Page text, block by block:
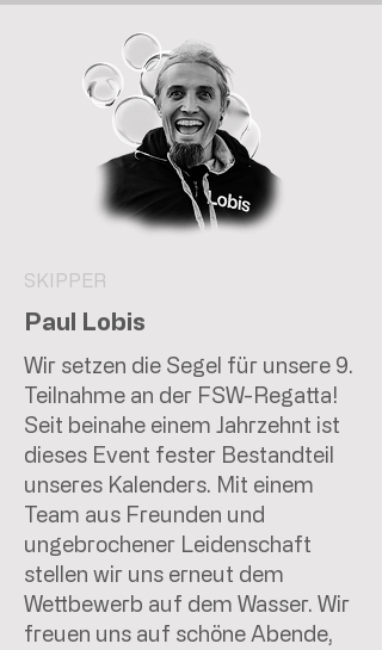
SKIPPER
Paul Lobis
Wir setzen die Segel für unsere 9.
Teilnahme an der FSW-Regatta!
Seit beinahe einem Jahrzehnt ist
dieses Event fester Bestandteil
unseres Kalenders. Mit einem
Team aus Freunden und
ungebrochener Leidenschaft
stellen wir uns erneut dem
Wettbewerb auf dem Wasser. Wir
freuen uns auf schöne Abende,